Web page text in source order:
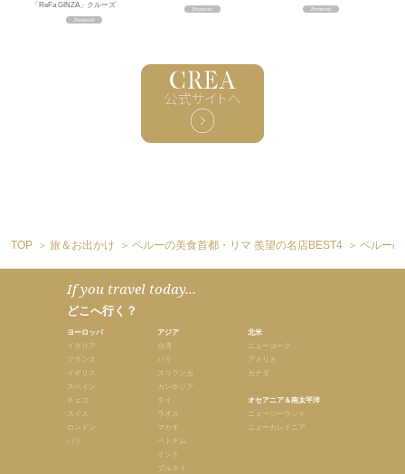
「ReFa GINZA」クルーズ
TOP 旅＆お出かけ ペルーの美食首都・リマ 羨望の名店BEST4 ペルー
If you travel today...
どこへ行く？
ヨーロッパ
イタリア
フランス
イギリス
スペイン
チェコ
スイス
ロンドン
パリ
アジア
台湾
バリ
スリランカ
カンボジア
タイ
ラオス
マカオ
ベトナム
インド
ブルネイ
北米
ニューヨーク
アメリカ
カナダ
オセアニア＆南太平洋
ニュージーランド
ニューカレドニア